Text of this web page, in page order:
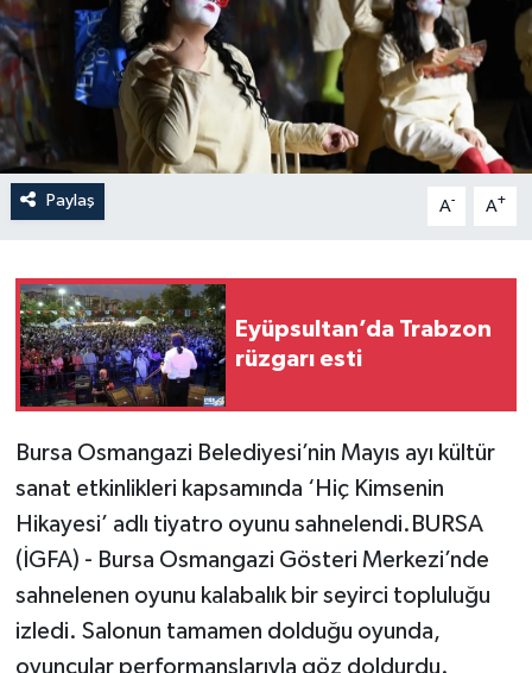
Paylaş A- A+
Eyüpsultan’da Trabzon
rüzgarı esti
Bursa Osmangazi Belediyesi’nin Mayıs ayı kültür
sanat etkinlikleri kapsamında ‘Hiç Kimsenin
Hikayesi’ adlı tiyatro oyunu sahnelendi.BURSA
(İGFA) - Bursa Osmangazi Gösteri Merkezi’nde
sahnelenen oyunu kalabalık bir seyirci topluluğu
izledi. Salonun tamamen dolduğu oyunda,
oyuncular performanslarıyla göz doldurdu.